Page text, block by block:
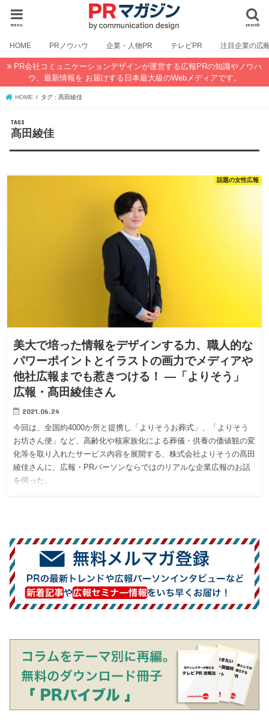
search
menu
HOME PRノウハウ 企業・人物PR テレビPR 注目企業の広
PR会社コミュニケーションデザインが運営する広報PRの知識やノウハ
ウ、最新情報を お届けする日本最大級のWebメディアです。
HOME タグ : 髙田綾佳
髙田綾佳
話題の女性広報
美大で培った情報をデザインする力、職人的な
パワーポイントとイラストの画力でメディアや
他社広報までも惹きつける！ —「よりそう」
広報・髙田綾佳さん
2021.06.24
今回は、全国約4000か所と提携し「よりそうお葬式」、「よりそう
お坊さん便」など、高齢化や核家族化による葬儀・供養の価値観の変
化等を取り入れたサービス内容を展開する、株式会社よりそうの髙田
綾佳さんに、広報・PRパーソンならではのリアルな企業広報のお話
を伺った。